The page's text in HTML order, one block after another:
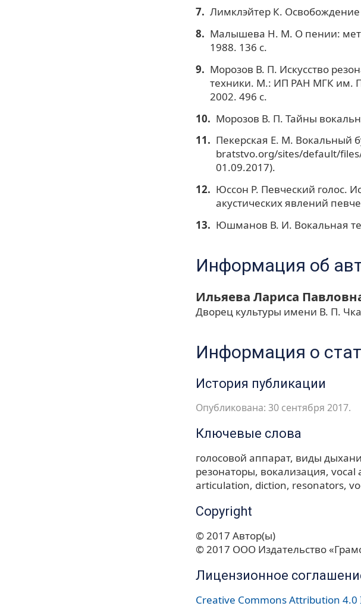
Лимклэйтер К.
Малышева Н. М. О пении:
1988. 136 с.
Морозов В. П. Искусство
техники. М.: ИП РАН МГК им.
2002. 496 с.
Морозов В. П. Тайны
Пекерская Е. М. Вокальный
bratstvo.org/sites/default/
01.09.2017).
Юссон Р. Певческий голос.
акустических явлений
Юшманов В. И. Вокальная
Информация об
Ильяева Лариса
Дворец культуры имени В. П.
Информация о
История публикации
Опубликована: 30 сентября 2017.
Ключевые слова
голосовой аппарат виды
резонаторы вокализация vocal
articulation diction resonators
Copyright
© 2017 Автор(ы)
© 2017 ООО Издательство
Лицензионное
Creative Commons Attribution 4.0